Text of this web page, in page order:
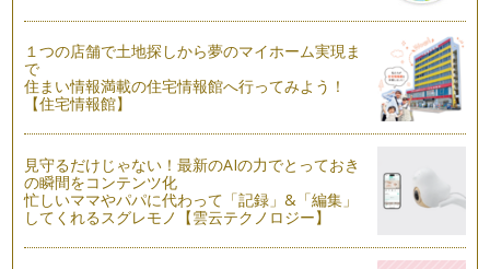
ピアノの楽しみ方「７０」練習の習慣を身に付けるために
今回は、お子様が練習嫌いにならないためには、親として保護
者の皆様が何ができるかを少しお話し…
聴きながらトーストとコーヒーをいた…
ピアノの楽しみ方「６８」苦手なところを鍛えよう
ピアノを教えていくなかで、やはり私も悩むことも多々ござい
ます。例えば、シにフラット「シの音…
１つの店舗で土地探しから夢のマイホーム実現ま
で
住まい情報満載の住宅情報館へ行ってみよう！
【住宅情報館】
見守るだけじゃない！最新のAIの力でとっておき
の瞬間をコンテンツ化
忙しいママやパパに代わって「記録」&「編集」
してくれるスグレモノ【雲云テクノロジー】